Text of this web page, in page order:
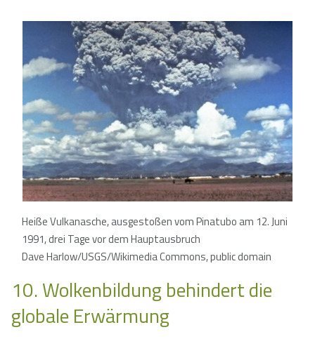
Heiße Vulkanasche, ausgestoßen vom Pinatubo am 12. Juni
1991, drei Tage vor dem Hauptausbruch
Dave Harlow/USGS/Wikimedia Commons, public domain
10. Wolkenbildung behindert die
globale Erwärmung